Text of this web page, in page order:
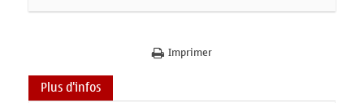
Imprimer
Plus d'infos